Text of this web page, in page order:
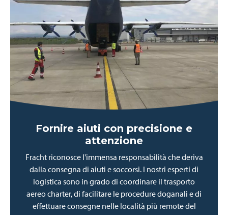
Fornire aiuti con precisione e
attenzione
Fracht riconosce l'immensa responsabilità che deriva
dalla consegna di aiuti e soccorsi. I nostri esperti di
logistica sono in grado di coordinare il trasporto
aereo charter, di facilitare le procedure doganali e di
effettuare consegne nelle località più remote del